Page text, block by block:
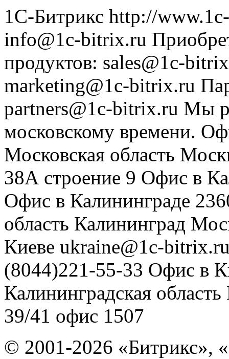
1С-Битрикс http://
info@1c-bitrix.ru
продуктов: sales@1c-
marketing@1c-bitrix.ru
partners@1c-bitrix.ru Мы
московскому времени.
Московская область
38А строение 9 Офис в
Офис в Калининграде
область Калининград
Киеве ukraine@1c-
(8044)221-55-33 Офис в
Калининградская область
39/41 офис 1507
© 2001-2026 «Битрикс»,